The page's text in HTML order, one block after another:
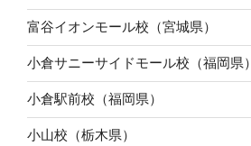
富谷イオンモール校（宮城県）
小倉サニーサイドモール校（福岡県）
小倉駅前校（福岡県）
小山校（栃木県）